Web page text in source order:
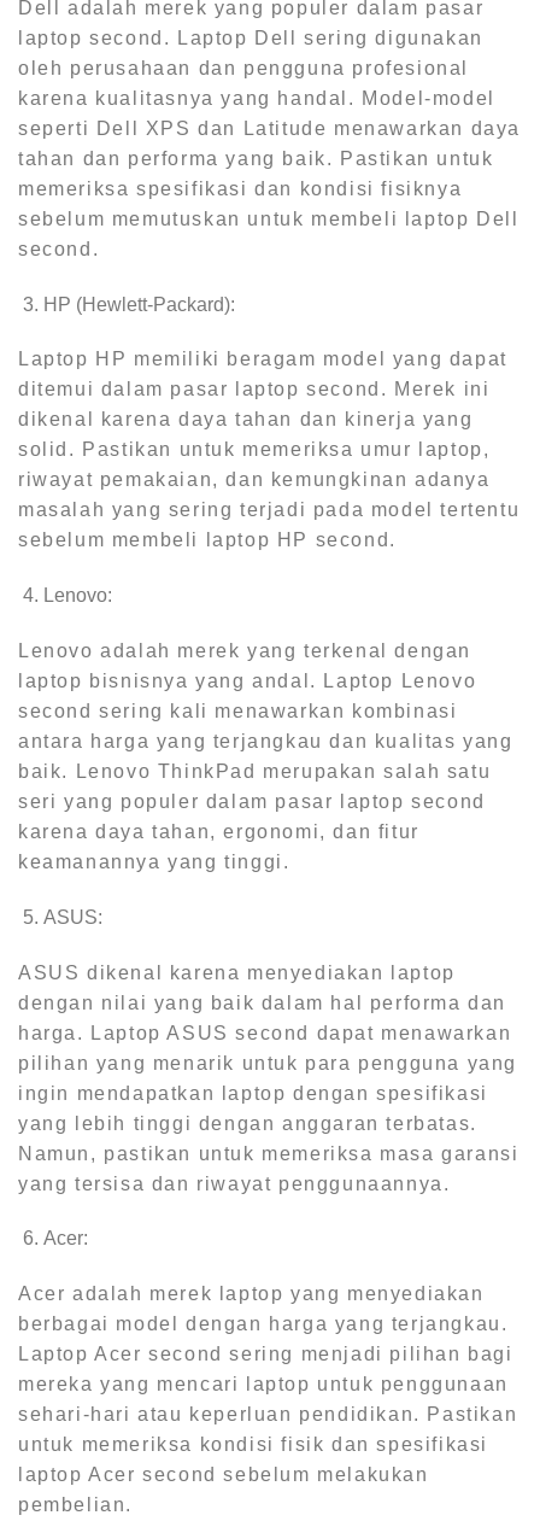
Dell adalah merek yang populer dalam pasar
laptop second. Laptop Dell sering digunakan
oleh perusahaan dan pengguna profesional
karena kualitasnya yang handal. Model-model
seperti Dell XPS dan Latitude menawarkan daya
tahan dan performa yang baik. Pastikan untuk
memeriksa spesifikasi dan kondisi fisiknya
sebelum memutuskan untuk membeli laptop Dell
second.
HP (Hewlett-Packard):
Laptop HP memiliki beragam model yang dapat
ditemui dalam pasar laptop second. Merek ini
dikenal karena daya tahan dan kinerja yang
solid. Pastikan untuk memeriksa umur laptop,
riwayat pemakaian, dan kemungkinan adanya
masalah yang sering terjadi pada model tertentu
sebelum membeli laptop HP second.
Lenovo:
Lenovo adalah merek yang terkenal dengan
laptop bisnisnya yang andal. Laptop Lenovo
second sering kali menawarkan kombinasi
antara harga yang terjangkau dan kualitas yang
baik. Lenovo ThinkPad merupakan salah satu
seri yang populer dalam pasar laptop second
karena daya tahan, ergonomi, dan fitur
keamanannya yang tinggi.
ASUS:
ASUS dikenal karena menyediakan laptop
dengan nilai yang baik dalam hal performa dan
harga. Laptop ASUS second dapat menawarkan
pilihan yang menarik untuk para pengguna yang
ingin mendapatkan laptop dengan spesifikasi
yang lebih tinggi dengan anggaran terbatas.
Namun, pastikan untuk memeriksa masa garansi
yang tersisa dan riwayat penggunaannya.
Acer:
Acer adalah merek laptop yang menyediakan
berbagai model dengan harga yang terjangkau.
Laptop Acer second sering menjadi pilihan bagi
mereka yang mencari laptop untuk penggunaan
sehari-hari atau keperluan pendidikan. Pastikan
untuk memeriksa kondisi fisik dan spesifikasi
laptop Acer second sebelum melakukan
pembelian.